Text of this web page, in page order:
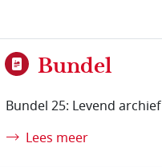
Bundel
Bundel 25: Levend archief
Lees meer